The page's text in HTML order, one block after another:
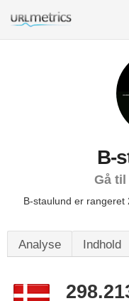
B-
Gå til
B-staulund er rangeret
Analyse Indhold